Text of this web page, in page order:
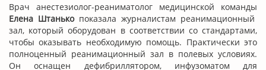
Врач анестезиолог-реаниматолог медицинской команды
Елена Штанькопоказала журналистам реанимационный
зал, который оборудован в соответствии со стандартами,
чтобы оказывать необходимую помощь. Практически это
полноценный реанимационный зал в полевых условиях.
Он оснащен дефибриллятором, инфузоматом для